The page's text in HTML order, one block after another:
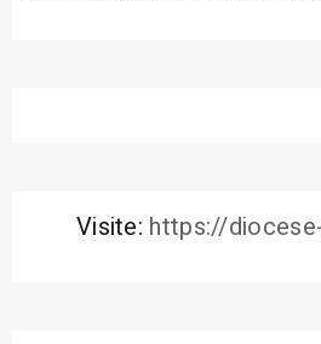
Visite: https://